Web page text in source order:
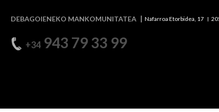
DEBAGOIENEKO MANKOMUNITATEA Nafarroa Etorbidea, 17
+34943 79 33 99